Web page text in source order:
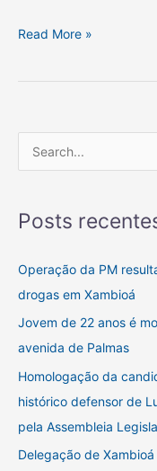
Read More »
q
a
r
p
o
r
:
Posts
Operação da PM
drogas em Xambioá
Jovem de 22 anos é
avenida de Palmas
Homologação da
histórico defensor de
pela Assembleia
Delegação de